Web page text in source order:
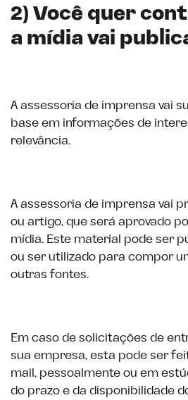
2) Você quer
a mídia vai
A assessoria de imprensa vai
base em informações de
relevância.
A assessoria de imprensa vai
ou artigo, que será aprovado
mídia. Este material pode ser
ou ser utilizado para compor
outras fontes.
Em caso de solicitações de
sua empresa, esta pode ser
mail, pessoalmente ou em
do prazo e da disponibilidade